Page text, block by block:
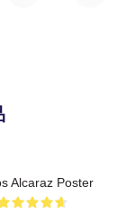
Alcaraz Poster